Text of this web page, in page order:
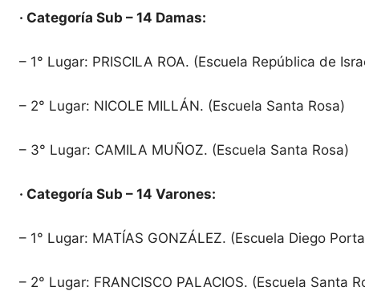
· Categoría Sub – 14 Damas:
– 1° Lugar: PRISCILA ROA. (Escuela República de
– 2° Lugar: NICOLE MILLÁN. (Escuela Santa Rosa)
– 3° Lugar: CAMILA MUÑOZ. (Escuela Santa Rosa)
· Categoría Sub – 14 Varones:
– 1° Lugar: MATÍAS GONZÁLEZ. (Escuela Diego
– 2° Lugar: FRANCISCO PALACIOS. (Escuela Santa